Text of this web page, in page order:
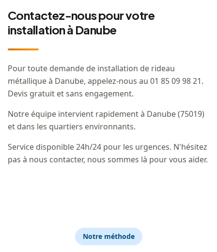
Contactez-nous pour votre
installation à Danube
Pour toute demande de installation de rideau
métallique à Danube, appelez-nous au 01 85 09 98 21.
Devis gratuit et sans engagement.
Notre équipe intervient rapidement à Danube (75019)
et dans les quartiers environnants.
Service disponible 24h/24 pour les urgences. N'hésitez
pas à nous contacter, nous sommes là pour vous aider.
Notre méthode